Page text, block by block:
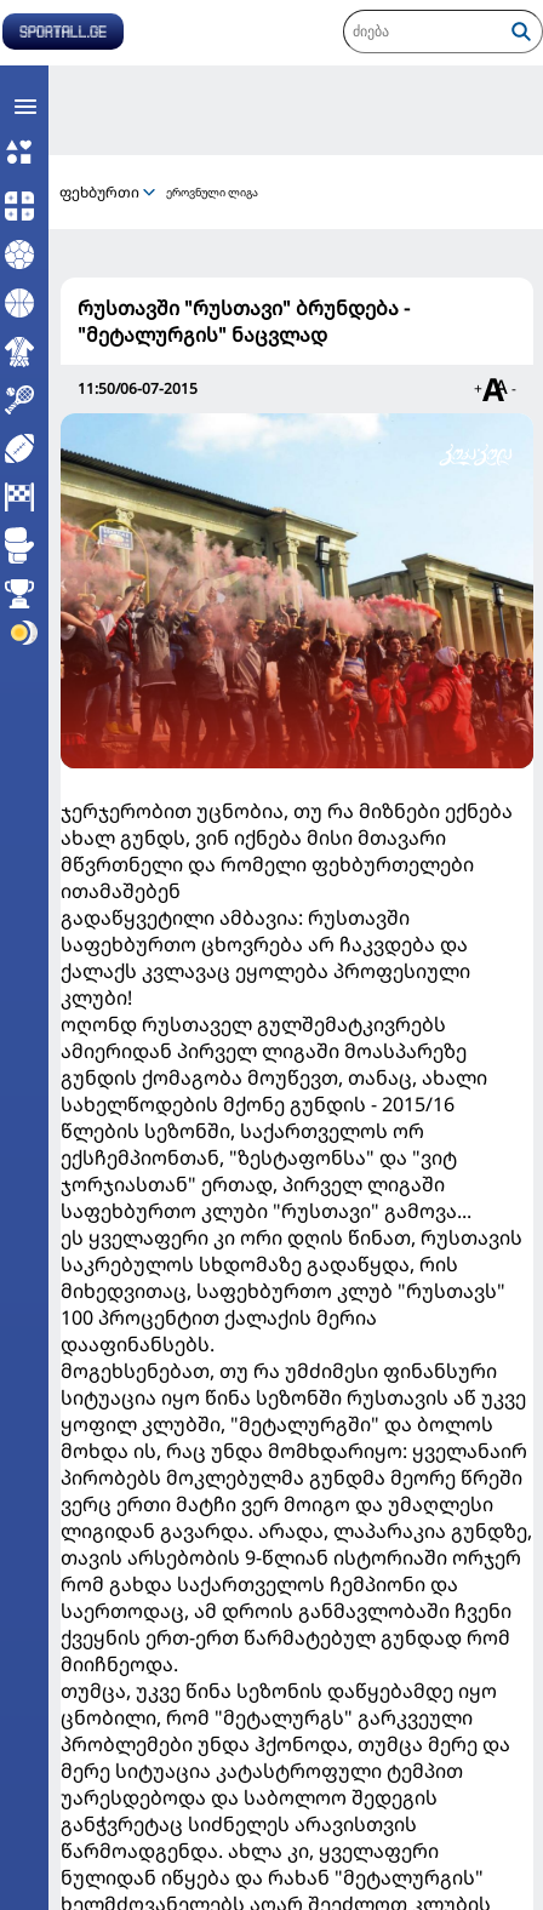
ფეხბურთი ეროვნული ლიგა
რუსთავში "რუსთავი" ბრუნდება -
"მეტალურგის" ნაცვლად
11:50/06-07-2015 + -
ჯერჯერობით უცნობია, თუ რა მიზნები ექნება
ახალ გუნდს, ვინ იქნება მისი მთავარი
მწვრთნელი და რომელი ფეხბურთელები
ითამაშებენ
გადაწყვეტილი ამბავია: რუსთავში
საფეხბურთო ცხოვრება არ ჩაკვდება და
ქალაქს კვლავაც ეყოლება პროფესიული
კლუბი!
ოღონდ რუსთაველ გულშემატკივრებს
ამიერიდან პირველ ლიგაში მოასპარეზე
გუნდის ქომაგობა მოუწევთ, თანაც, ახალი
სახელწოდების მქონე გუნდის - 2015/16
წლების სეზონში, საქართველოს ორ
ექსჩემპიონთან, "ზესტაფონსა" და "ვიტ
ჯორჯიასთან" ერთად, პირველ ლიგაში
საფეხბურთო კლუბი "რუსთავი" გამოვა...
ეს ყველაფერი კი ორი დღის წინათ, რუსთავის
საკრებულოს სხდომაზე გადაწყდა, რის
მიხედვითაც, საფეხბურთო კლუბ "რუსთავს"
100 პროცენტით ქალაქის მერია
დააფინანსებს.
მოგეხსენებათ, თუ რა უმძიმესი ფინანსური
სიტუაცია იყო წინა სეზონში რუსთავის აწ უკვე
ყოფილ კლუბში, "მეტალურგში" და ბოლოს
მოხდა ის, რაც უნდა მომხდარიყო: ყველანაირ
პირობებს მოკლებულმა გუნდმა მეორე წრეში
ვერც ერთი მატჩი ვერ მოიგო და უმაღლესი
ლიგიდან გავარდა. არადა, ლაპარაკია გუნდზე,
თავის არსებობის 9-წლიან ისტორიაში ორჯერ
რომ გახდა საქართველოს ჩემპიონი და
საერთოდაც, ამ დროის განმავლობაში ჩვენი
ქვეყნის ერთ-ერთ წარმატებულ გუნდად რომ
მიიჩნეოდა.
თუმცა, უკვე წინა სეზონის დაწყებამდე იყო
ცნობილი, რომ "მეტალურგს" გარკვეული
პრობლემები უნდა ჰქონოდა, თუმცა მერე და
მერე სიტუაცია კატასტროფული ტემპით
უარესდებოდა და საბოლოო შედეგის
განჭვრეტაც სიძნელეს არავისთვის
წარმოადგენდა. ახლა კი, ყველაფერი
ნულიდან იწყება და რახან "მეტალურგის"
ხელმძღვანელებს აღარ შეეძლოთ კლუბის